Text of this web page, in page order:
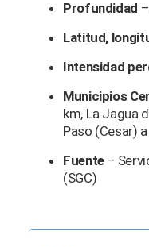
Profundidad
Latitud,
Intensidad
Municipios
km, La Jagua
Paso (Cesar)
Fuente–
(SGC)